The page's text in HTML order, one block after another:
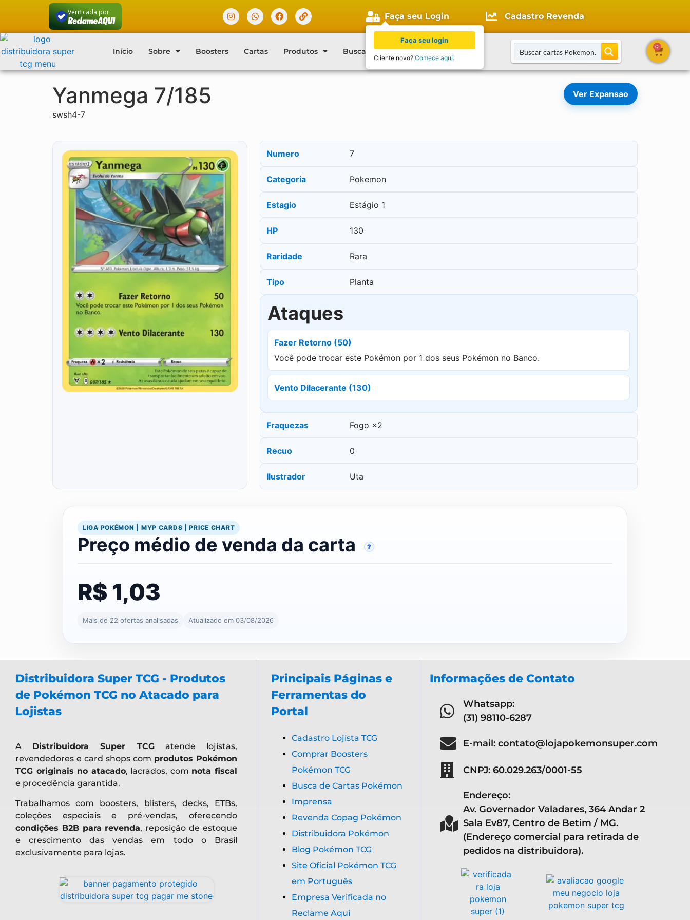
Verificada por Faça seu Login Cadastro Revenda
Início Sobre Boosters Cartas Produtos Buscar Cartas Blog Contato
0
Yanmega 7/185
swsh4-7
Ver Expansao
Numero 7
Categoria Pokemon
Estagio Estágio 1
HP 130
Raridade Rara
Tipo Planta
Ataques
Fazer Retorno (50)
Você pode trocar este Pokémon por 1 dos seus Pokémon no Banco.
Vento Dilacerante (130)
Fraquezas Fogo ×2
Recuo 0
Ilustrador Uta
LIGA POKÉMON | MYP CARDS | PRICE CHART
Preço médio de venda da carta ?
R$ 1,03
Mais de 22 ofertas analisadas Atualizado em 03/08/2026
Distribuidora Super TCG - Produtos
de Pokémon TCG no Atacado para
Lojistas
A Distribuidora Super TCGatende lojistas,
revendedores e card shops com produtos Pokémon
TCG originais no atacado, lacrados, com nota fiscal
e procedência garantida.
Trabalhamos com boosters, blisters, decks, ETBs,
coleções especiais e pré-vendas, oferecendo
condições B2B para revenda, reposição de estoque
e crescimento das vendas em todo o Brasil
exclusivamente para lojas.
Principais Páginas e
Ferramentas do
Portal
Cadastro Lojista TCG
Comprar Boosters
Pokémon TCG
Busca de Cartas Pokémon
Imprensa
Revenda Copag Pokémon
Distribuidora Pokémon
Blog Pokémon TCG
Site Oficial Pokémon TCG
em Português
Empresa Verificada no
Reclame Aqui
Informações de Contato
Whatsapp:
(31) 98110-6287
E-mail: contato@lojapokemonsuper.com
CNPJ: 60.029.263/0001-55
Endereço:
Av. Governador Valadares, 364 Andar 2
Sala Ev87, Centro de Betim / MG.
(Endereço comercial para retirada de
pedidos na distribuidora).
Faça seu login
Cliente novo? Comece aqui.